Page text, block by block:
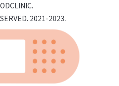
2021-2023.